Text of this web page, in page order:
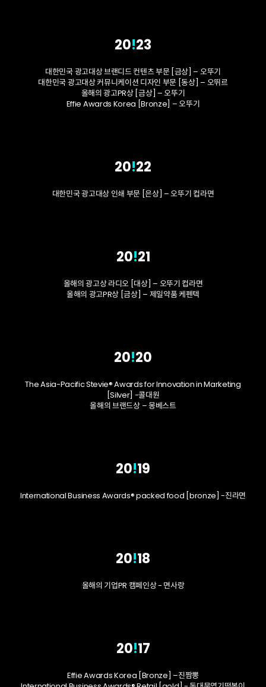
20!23
대한민국 광고대상 브랜디드 컨텐츠 부문 [금상] – 오뚜기
대한민국 광고대상 커뮤니케이션 디자인 부문 [동상] – 오뛰르
올해의 광고PR상 [금상] – 오뚜기
Effie Awards Korea [Bronze] – 오뚜기
20!22
대한민국 광고대상 인쇄 부문 [은상] – 오뚜기 컵라면
20!21
올해의 광고상 라디오 [대상] – 오뚜기 컵라면
올해의 광고PR상 [금상] – 제일약품 케펜텍
20!20
The Asia-Pacific Stevie® Awards for Innovation in Marketing
[Silver] -콜대원
올해의 브랜드상 – 몽베스트
20!19
International Business Awards® packed food [bronze] -진라면
20!18
올해의 기업PR 캠페인상 - 면사랑
20!17
Effie Awards Korea [Bronze] –진짬뽕